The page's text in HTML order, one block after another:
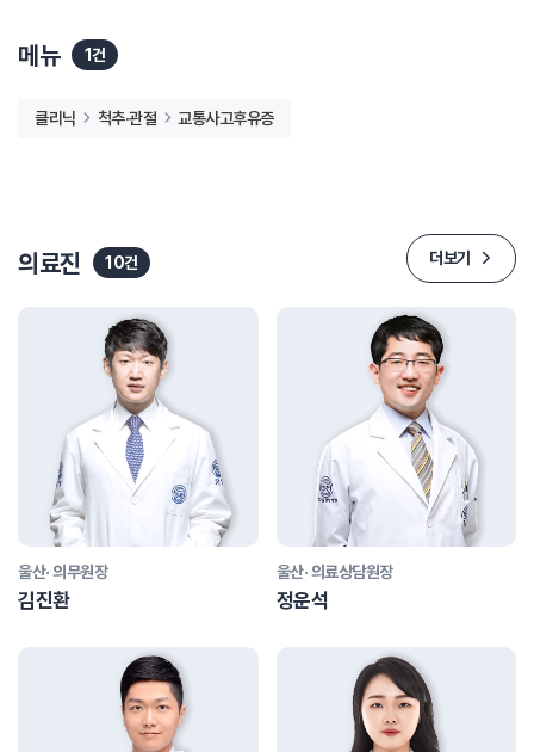
메뉴 1건
클리닉 척추·관절 교통사고후유증
의료진 10건 더보기
울산· 의무원장
김진환
울산· 의료상담원장
정운석